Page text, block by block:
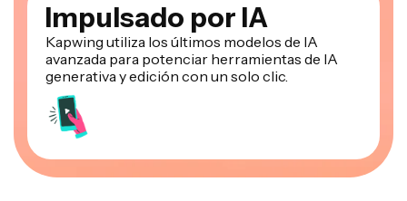
Impulsado por IA
Kapwing utiliza los últimos modelos de IA
avanzada para potenciar herramientas de IA
generativa y edición con un solo clic.